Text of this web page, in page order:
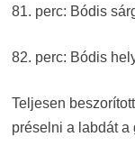
81. perc: Bódis
82. perc: Bódis
Teljesen
préselni a labdát